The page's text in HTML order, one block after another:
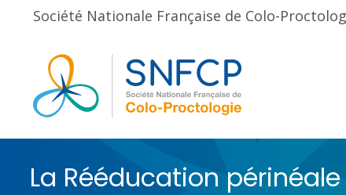
Société Nationale Française de Colo-
La Rééducation